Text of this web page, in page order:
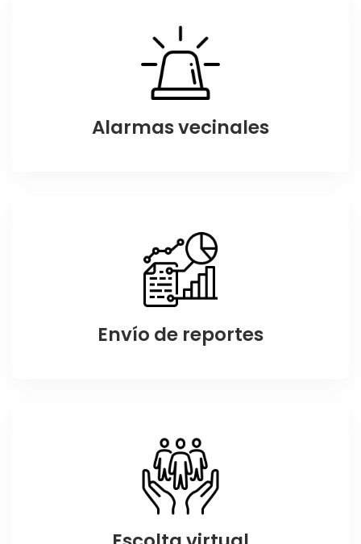
Alarmas vecinales
Envío de reportes